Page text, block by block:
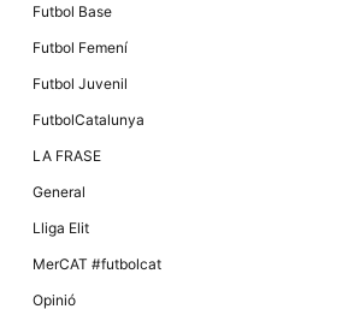
Futbol Base
Futbol Femení
Futbol Juvenil
FutbolCatalunya
LA FRASE
General
Lliga Elit
MerCAT #futbolcat
Opinió